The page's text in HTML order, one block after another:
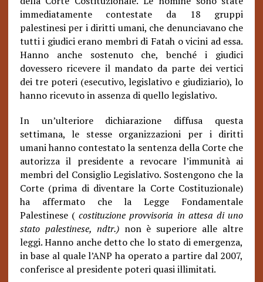
immediatamente contestate da 18 gruppi
palestinesi per i diritti umani, che denunciavano che
tutti i giudici erano membri di Fatah o vicini ad essa.
Hanno anche sostenuto che, benché i giudici
dovessero ricevere il mandato da parte dei vertici
dei tre poteri (esecutivo, legislativo e giudiziario), lo
hanno ricevuto in assenza di quello legislativo.
In un’ulteriore dichiarazione diffusa questa
settimana, le stesse organizzazioni per i diritti
umani hanno contestato la sentenza della Corte che
autorizza il presidente a revocare l’immunità ai
membri del Consiglio Legislativo. Sostengono che la
Corte (prima di diventare la Corte Costituzionale)
ha affermato che la Legge Fondamentale
Palestinese (costituzione provvisoria in attesa di uno
stato palestinese, ndtr.)non è superiore alle altre
leggi. Hanno anche detto che lo stato di emergenza,
in base al quale l’ANP ha operato a partire dal 2007,
conferisce al presidente poteri quasi illimitati.